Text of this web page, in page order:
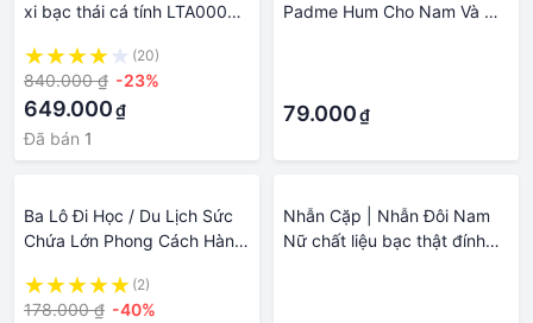
xi bạc thái cá tính LTA0005
(20)
840.000 ₫ -23%
649.000₫
Đã bán 1
Padme Hum Cho Nam Và Nữ
79.000₫
Ba Lô Đi Học / Du Lịch Sức
Chứa Lớn Phong Cách Hàn
Và Nữ
(2)
178.000 ₫ -40%
Nhẫn Cặp | Nhẫn Đôi Nam
Nữ chất liệu bạc thật đính